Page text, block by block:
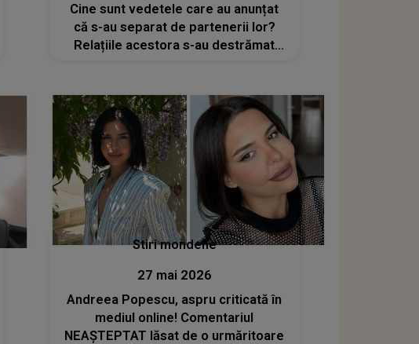
Cine sunt vedetele care au anunțat
că s-au separat de partenerii lor?
Relațiile acestora s-au destrămat
Stiri mondene
27 mai 2026
Andreea Popescu, aspru criticată în
mediul online! Comentariul
NEAȘTEPTAT lăsat de o urmăritoare